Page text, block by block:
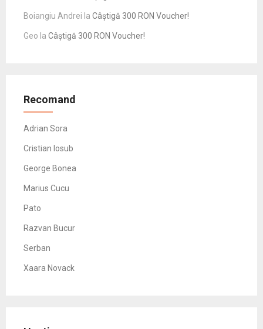
Boiangiu Andrei la Câștigă 300 RON Voucher!
Geo la Câștigă 300 RON Voucher!
Recomand
Adrian Sora
Cristian Iosub
George Bonea
Marius Cucu
Pato
Razvan Bucur
Serban
Xaara Novack